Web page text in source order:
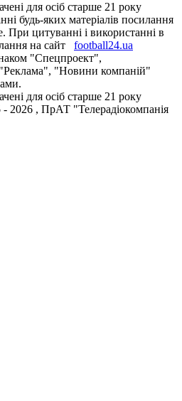
для осіб старше 21 року
будь-яких матеріалів посилання
При цитуванні і використанні в
на сайт
football24.ua
"Спецпроект",
"Новини компаній"
для осіб старше 21 року
- 2026 , ПрАТ "Телерадіокомпанія